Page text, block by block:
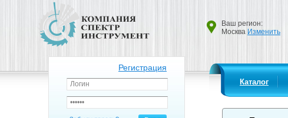
Ваш регион:
Москва Изменить
Регистрация
Каталог